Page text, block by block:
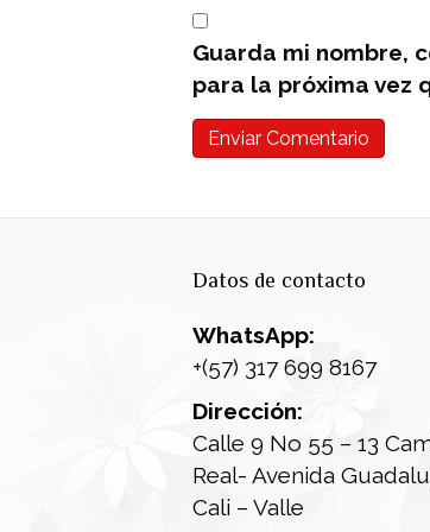
Guarda mi nombre,
para la próxima vez
Datos de contacto
WhatsApp:
+(57) 317 699 8167
Dirección:
Calle 9 No 55 – 13
Real- Avenida
Cali – Valle